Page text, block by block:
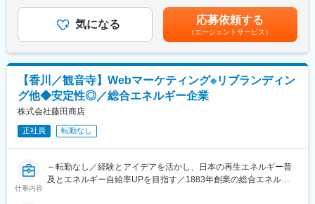
造・販売事業、冷蔵倉庫事業、不動産事業を展開しており、日本
各地に塩化マグネシウムを用いた豆腐の凝固剤（にがり）、道路
凍結防止剤、グラウンド・テニスコート等の防塵剤といった商品
をお届けしております。また、当社は製品、サービスの品質日本
一を目指しており、お客様のあらゆる要望に応えるため商社機能
の拡充、各種製造受託、化粧品や入浴剤などの新商品開発に積極
的に取り組んでおります。
変更の範囲：会社の定める業務
■具体的には：
◇総務・法務
契約書・規定の整備、商業登記、持株会運営など
整・実施
◇資産・庶務
社宅・車両・備品の管理運用、文書管理、各種保険手続など
◇安全・環境
防災訓練の実施、健康管理、安全衛生対策など
◇補助事業・その他
設備投資等の補助金申請・管理、イベント運営など
■当社の特徴：
◇多くの企業がガソリンスタンド運営のみ、LPガス販売のみと、
金額であり、選考を通じて上下する可能性があります。月給(月額)
は固定手当を含めた表記です。
気になる 応募依頼する
（エージェントサービス）
【香川／観音寺】Webマーケティング※リブランディン
グ他◆安定性◎／総合エネルギー企業
株式会社藤田商店
正社員 転勤なし
仕事内容
～転勤なし／経験とアイデアを活かし、日本の再生エネルギー普
及とエネルギー自給率UPを目指す／1883年創業の総合エネルギ